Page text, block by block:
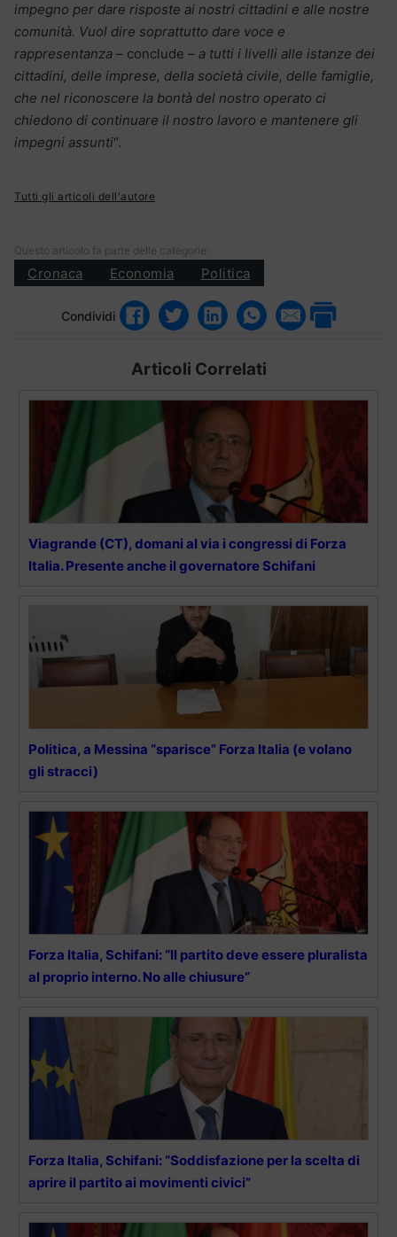
impegno per dare risposte ai nostri cittadini e alle nostre
comunità. Vuol dire soprattutto dare voce e
rappresentanza – conclude – a tutti i livelli alle istanze dei
cittadini, delle imprese, della società civile, delle famiglie,
che nel riconoscere la bontà del nostro operato ci
chiedono di continuare il nostro lavoro e mantenere gli
impegni assunti“.
Tutti gli articoli dell'autore
Questo articolo fa parte delle categorie:
Cronaca Economia Politica
Condividi
Articoli Correlati
Viagrande (CT), domani al via i congressi di Forza
Italia. Presente anche il governatore Schifani
Politica, a Messina “sparisce” Forza Italia (e volano
gli stracci)
Forza Italia, Schifani: “Il partito deve essere pluralista
al proprio interno. No alle chiusure”
Forza Italia, Schifani: “Soddisfazione per la scelta di
aprire il partito ai movimenti civici”